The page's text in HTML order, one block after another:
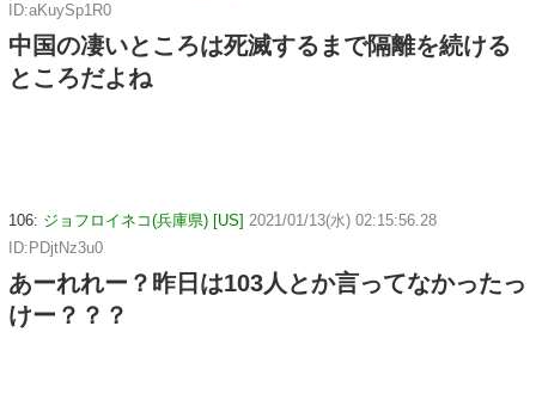
ID:aKuySp1R0
中国の凄いところは死滅するまで隔離を続ける
ところだよね
106: ジョフロイネコ(兵庫県) [US] 2021/01/13(水) 02:15:56.28
ID:PDjtNz3u0
あーれれー？昨日は103人とか言ってなかったっ
けー？？？